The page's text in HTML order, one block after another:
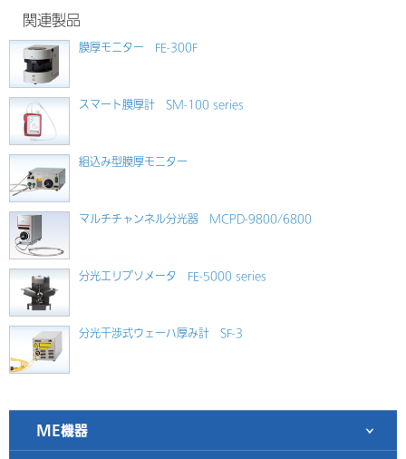
関連製品
膜厚モニター FE-300F
スマート膜厚計 SM-100 series
組込み型膜厚モニター
マルチチャンネル分光器 MCPD-9800/6800
分光エリプソメータ FE-5000 series
分光干渉式ウェーハ厚み計 SF-3
ME機器